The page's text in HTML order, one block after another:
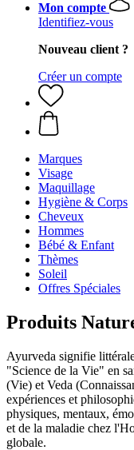
Mon compte
Identifiez-vous
Nouveau client ?
Créer un compte
Marques
Visage
Maquillage
Hygiène & Corps
Cheveux
Hommes
Bébé & Enfant
Thèmes
Soleil
Offres Spéciales
Produits
Ayurveda signifie
"Science de la Vie" en
(Vie) et Veda
expériences et
physiques, mentaux,
et de la maladie chez
globale.